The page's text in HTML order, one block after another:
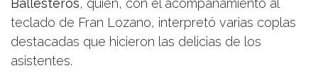
Ballesteros, quién, con el acompañamiento al
teclado de Fran Lozano, interpretó varias coplas
destacadas que hicieron las delicias de los
asistentes.